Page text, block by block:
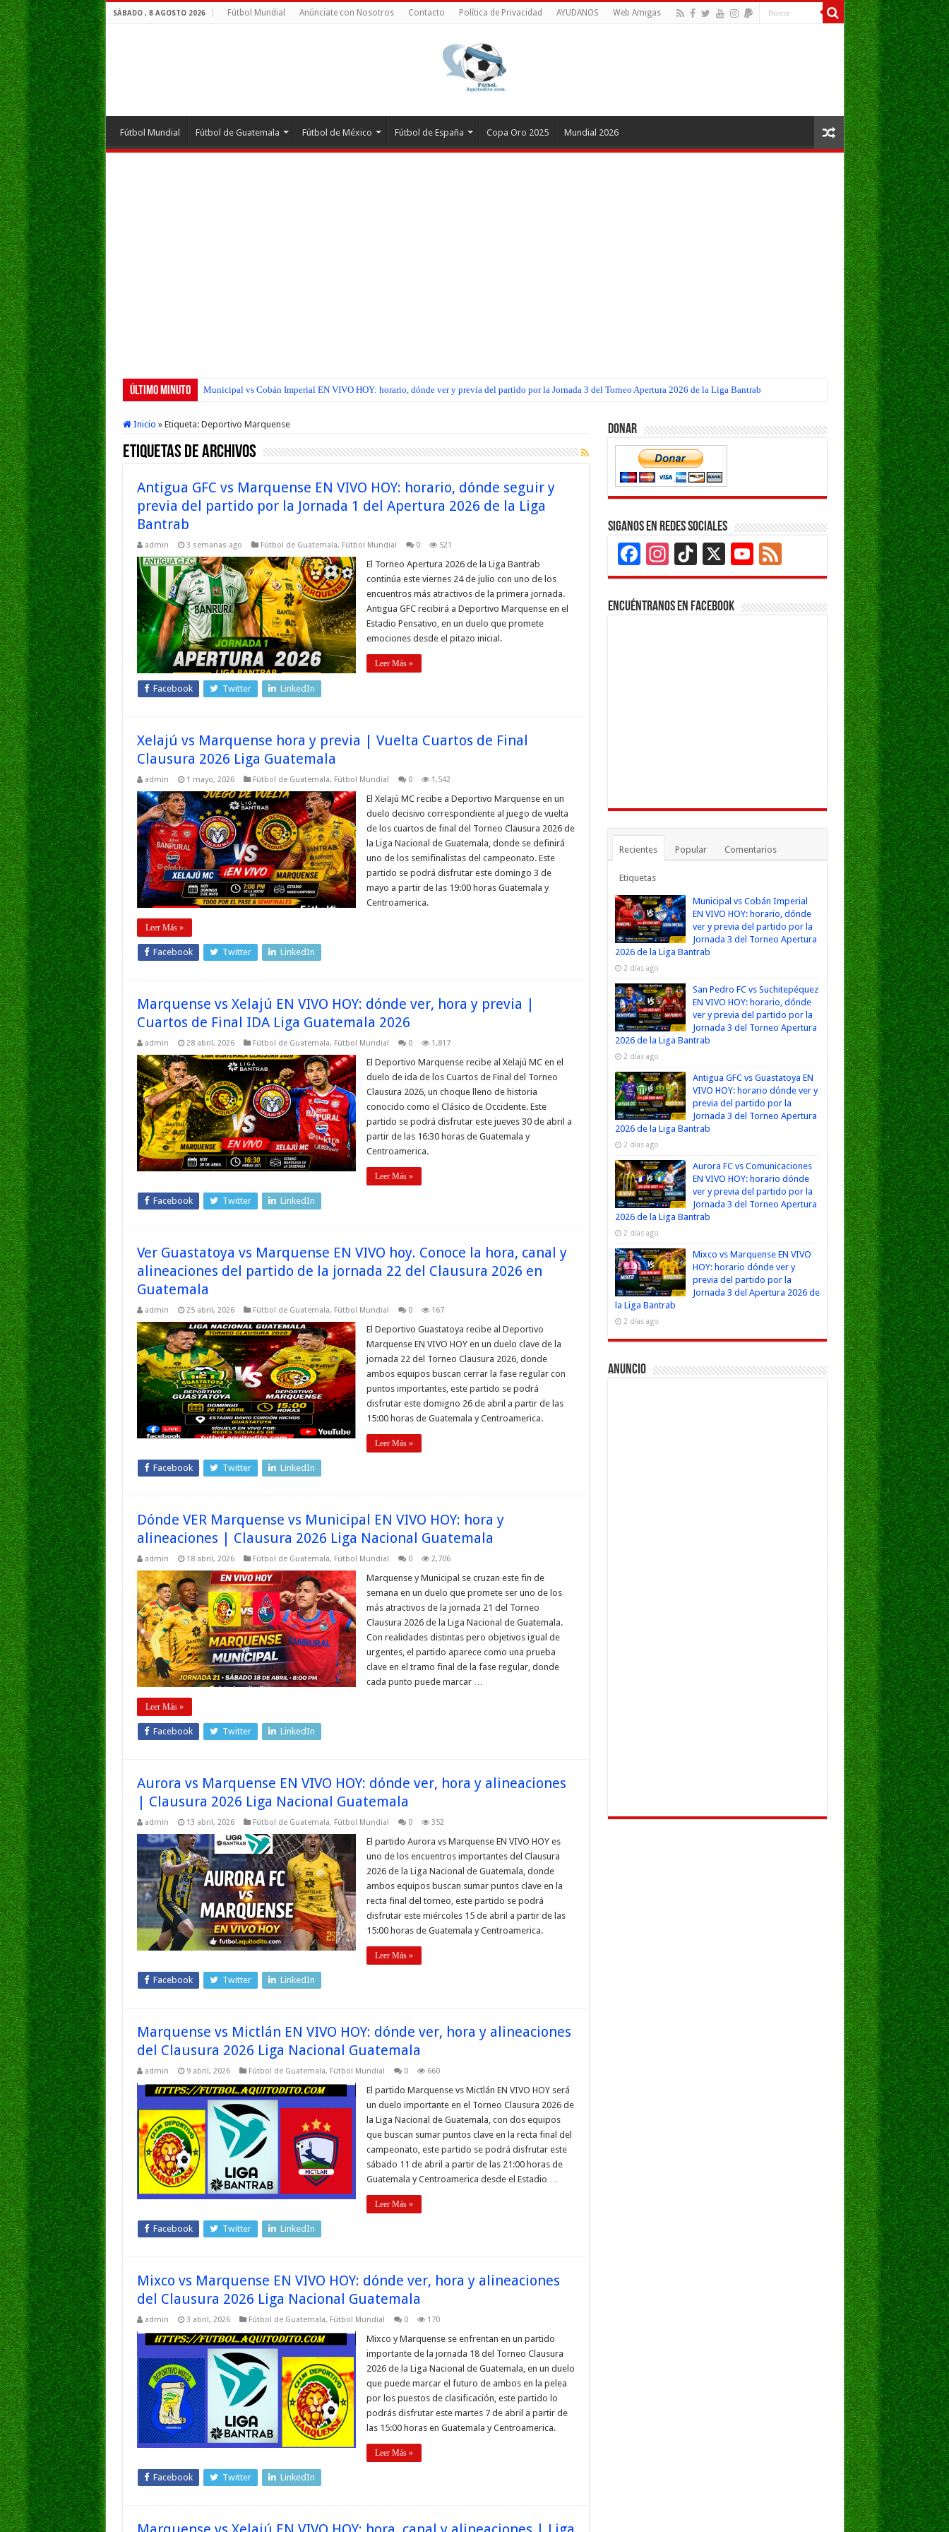
SÁBADO , 8 AGOSTO 2026 Fútbol Mundial Anúnciate con Nosotros Contacto Política de Privacidad AYUDANOS Web Amigas
Fútbol Mundial Fútbol de Guatemala Fútbol de México Fútbol de España Copa Oro 2025 Mundial 2026
Último Minuto Municipal vs Cobán Imperial EN VIVO HOY: horario, dónde ver y previa del partido por la Jornada 3 del Torneo Apertura 2026 de la Liga Bantrab
San Pedro FC vs Suchitepéquez EN VIVO HOY: horario, dónde ver y previa del partido por la Jornada 3 del Torneo Apertura 2026 de la Liga Bantrab
Inicio » Etiqueta: Deportivo Marquense
Etiquetas de Archivos
Antigua GFC vs Marquense EN VIVO HOY: horario, dónde seguir y
previa del partido por la Jornada 1 del Apertura 2026 de la Liga
Bantrab
admin 3 semanas ago Fútbol de Guatemala, Fútbol Mundial 0 521
El Torneo Apertura 2026 de la Liga Bantrab
continúa este viernes 24 de julio con uno de los
encuentros más atractivos de la primera jornada.
Antigua GFC recibirá a Deportivo Marquense en el
Estadio Pensativo, en un duelo que promete
emociones desde el pitazo inicial.
Leer Más »
Facebook Twitter LinkedIn
Xelajú vs Marquense hora y previa | Vuelta Cuartos de Final
Clausura 2026 Liga Guatemala
admin 1 mayo, 2026 Fútbol de Guatemala, Fútbol Mundial 0 1,542
El Xelajú MC recibe a Deportivo Marquense en un
duelo decisivo correspondiente al juego de vuelta
de los cuartos de final del Torneo Clausura 2026 de
la Liga Nacional de Guatemala, donde se definirá
uno de los semifinalistas del campeonato. Este
partido se podrá disfrutar este domingo 3 de
mayo a partir de las 19:00 horas Guatemala y
Centroamerica.
Leer Más »
Facebook Twitter LinkedIn
Marquense vs Xelajú EN VIVO HOY: dónde ver, hora y previa |
Cuartos de Final IDA Liga Guatemala 2026
admin 28 abril, 2026 Fútbol de Guatemala, Fútbol Mundial 0 1,817
El Deportivo Marquense recibe al Xelajú MC en el
duelo de ida de los Cuartos de Final del Torneo
Clausura 2026, un choque lleno de historia
conocido como el Clásico de Occidente. Este
partido se podrá disfrutar este jueves 30 de abril a
partir de las 16:30 horas de Guatemala y
Centroamerica.
Leer Más »
Facebook Twitter LinkedIn
Ver Guastatoya vs Marquense EN VIVO hoy. Conoce la hora, canal y
alineaciones del partido de la jornada 22 del Clausura 2026 en
Guatemala
admin 25 abril, 2026 Fútbol de Guatemala, Fútbol Mundial 0 167
El Deportivo Guastatoya recibe al Deportivo
Marquense EN VIVO HOY en un duelo clave de la
jornada 22 del Torneo Clausura 2026, donde
ambos equipos buscan cerrar la fase regular con
puntos importantes, este partido se podrá
disfrutar este domigno 26 de abril a partir de las
15:00 horas de Guatemala y Centroamerica.
Leer Más »
Facebook Twitter LinkedIn
Dónde VER Marquense vs Municipal EN VIVO HOY: hora y
alineaciones | Clausura 2026 Liga Nacional Guatemala
admin 18 abril, 2026 Fútbol de Guatemala, Fútbol Mundial 0 2,706
Marquense y Municipal se cruzan este fin de
semana en un duelo que promete ser uno de los
más atractivos de la jornada 21 del Torneo
Clausura 2026 de la Liga Nacional de Guatemala.
Con realidades distintas pero objetivos igual de
urgentes, el partido aparece como una prueba
clave en el tramo final de la fase regular, donde
cada punto puede marcar …
Leer Más »
Facebook Twitter LinkedIn
Aurora vs Marquense EN VIVO HOY: dónde ver, hora y alineaciones
| Clausura 2026 Liga Nacional Guatemala
admin 13 abril, 2026 Fútbol de Guatemala, Fútbol Mundial 0 352
El partido Aurora vs Marquense EN VIVO HOY es
uno de los encuentros importantes del Clausura
2026 de la Liga Nacional de Guatemala, donde
ambos equipos buscan sumar puntos clave en la
recta final del torneo, este partido se podrá
disfrutar este miércoles 15 de abril a partir de las
15:00 horas de Guatemala y Centroamerica.
Leer Más »
Facebook Twitter LinkedIn
Marquense vs Mictlán EN VIVO HOY: dónde ver, hora y alineaciones
del Clausura 2026 Liga Nacional Guatemala
admin 9 abril, 2026 Fútbol de Guatemala, Fútbol Mundial 0 660
El partido Marquense vs Mictlán EN VIVO HOY será
un duelo importante en el Torneo Clausura 2026 de
la Liga Nacional de Guatemala, con dos equipos
que buscan sumar puntos clave en la recta final del
campeonato, este partido se podrá disfrutar este
sábado 11 de abril a partir de las 21:00 horas de
Guatemala y Centroamerica desde el Estadio …
Leer Más »
Facebook Twitter LinkedIn
Mixco vs Marquense EN VIVO HOY: dónde ver, hora y alineaciones
del Clausura 2026 Liga Nacional Guatemala
admin 3 abril, 2026 Fútbol de Guatemala, Fútbol Mundial 0 170
Mixco y Marquense se enfrentan en un partido
importante de la jornada 18 del Torneo Clausura
2026 de la Liga Nacional de Guatemala, en un duelo
que puede marcar el futuro de ambos en la pelea
por los puestos de clasificación, este partido lo
podrás disfrutar este martes 7 de abril a partir de
las 15:00 horas en Guatemala y Centroamerica.
Leer Más »
Facebook Twitter LinkedIn
Donar
Siganos en Redes Sociales
Facebook
Instagram
TikTok
X YouTube
Channel
Feed
Encuéntranos en Facebook
Recientes Popular Comentarios
Etiquetas
Municipal vs Cobán Imperial
EN VIVO HOY: horario, dónde
ver y previa del partido por la
Jornada 3 del Torneo Apertura
2026 de la Liga Bantrab
2 días ago
San Pedro FC vs Suchitepéquez
EN VIVO HOY: horario, dónde
ver y previa del partido por la
Jornada 3 del Torneo Apertura
2026 de la Liga Bantrab
2 días ago
Antigua GFC vs Guastatoya EN
VIVO HOY: horario dónde ver y
previa del partido por la
Jornada 3 del Torneo Apertura
2026 de la Liga Bantrab
2 días ago
Aurora FC vs Comunicaciones
EN VIVO HOY: horario dónde
ver y previa del partido por la
Jornada 3 del Torneo Apertura
2026 de la Liga Bantrab
2 días ago
Mixco vs Marquense EN VIVO
HOY: horario dónde ver y
previa del partido por la
Jornada 3 del Apertura 2026 de
la Liga Bantrab
2 días ago
Anuncio